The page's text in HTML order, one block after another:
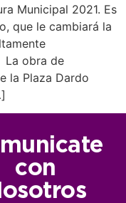
Municipal 2021. Es
que le cambiará la
La obra de
la Plaza Dardo
con